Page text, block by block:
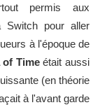
permis aux
Switch pour aller
à l'époque de
of Timeétait aussi
(en théorie
à l'avant garde